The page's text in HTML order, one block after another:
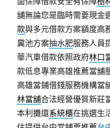
舖無論您是臨時需要現金
款與多元借款方案額度高
糞池方案抽水肥服務人員
華汽車借款依照政府林口
款低息專業高雄推薦當舖
高雄當鋪借錢服務機構當
林當舖合法經營優質新莊
本利攤還系統櫃在挑選生